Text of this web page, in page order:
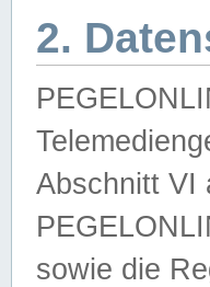
2.
Abschnitt VI
sowie die